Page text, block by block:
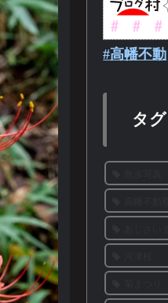
#高幡不動
タグ